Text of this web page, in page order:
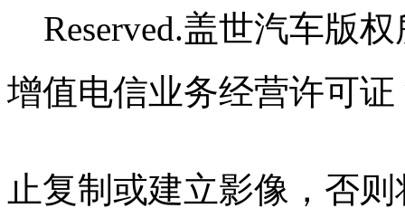
Reserved.盖世汽车版
增值电信业务经营许可证
止复制或建立影像，否